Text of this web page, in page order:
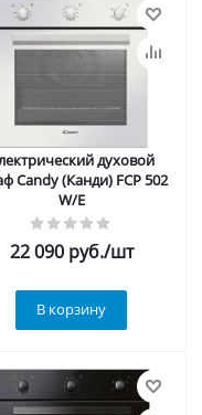
духовой
Candy (Канди) FCP 502
W/E
22 090руб./шт
В корзину